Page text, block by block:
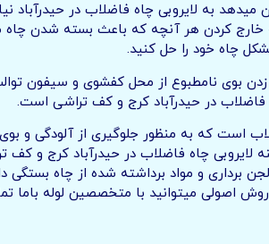
به لایروبی چاه فاضلاب در حیدرآباد
خارج کردن هر آنچه که باعث بسته شدن
چاه خود را حل کنید.
زدن بوی نامطبوع از محل کفشوی و سیفون
فاضلاب در حیدرآباد کرج و کف تراشی است.
است که به منظور جلوگیری از آلودگی و
چاه فاضلاب در حیدرآباد کرج و کف
برداری و مواد برداشته شده از چاه بستگی
اصولی میتوانید با متخصصین لوله باما